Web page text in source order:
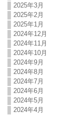
2025年3月
2025年2月
2025年1月
2024年12月
2024年11月
2024年10月
2024年9月
2024年8月
2024年7月
2024年6月
2024年5月
2024年4月